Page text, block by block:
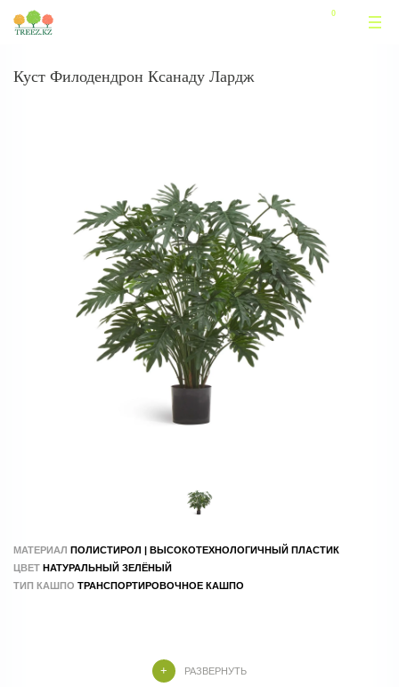
Куст Филодендрон Ксанаду Лардж
МАТЕРИАЛ ПОЛИСТИРОЛ | ВЫСОКОТЕХНОЛОГИЧНЫЙ ПЛАСТИК
ЦВЕТ НАТУРАЛЬНЫЙ ЗЕЛЁНЫЙ
ТИП КАШПО ТРАНСПОРТИРОВОЧНОЕ КАШПО
РАЗВЕРНУТЬ